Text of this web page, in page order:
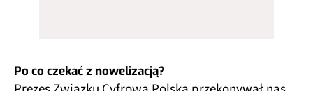
Po co czekać z nowelizacją?